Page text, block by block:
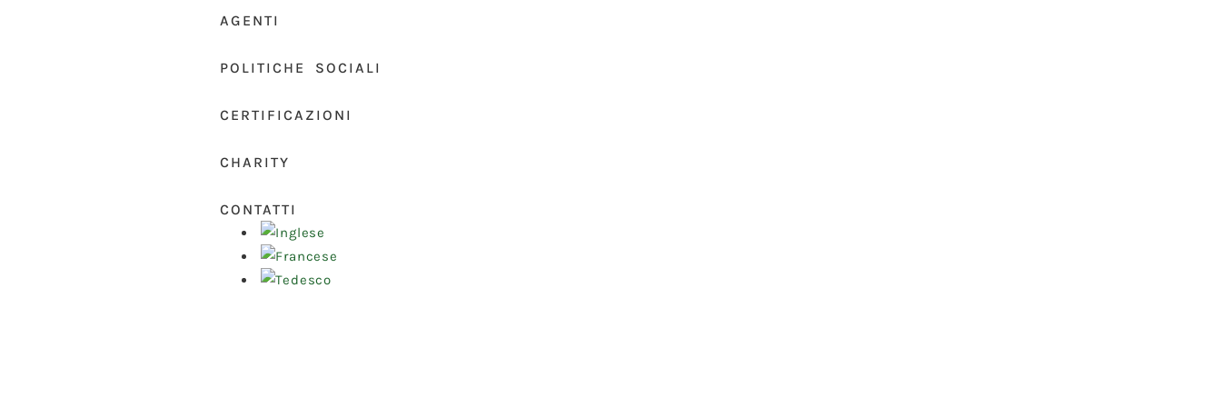
AGENTI
POLITICHE SOCIALI
CERTIFICAZIONI
CHARITY
CONTATTI